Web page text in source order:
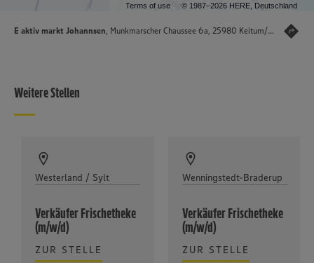
Terms of use © 1987–2026 HERE, Deutschland
E aktiv markt Johannsen, Munkmarscher Chaussee 6a, 25980 Keitum/Sylt
Weitere Stellen
Westerland / Sylt
Verkäufer Frischetheke
(m/w/d)
ZUR STELLE
Wenningstedt-Braderup
Verkäufer Frischetheke
(m/w/d)
ZUR STELLE